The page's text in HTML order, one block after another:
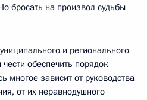
бросать на произвол судьбы
и регионального
обеспечить порядок
многое зависит от руководства
от их неравнодушного